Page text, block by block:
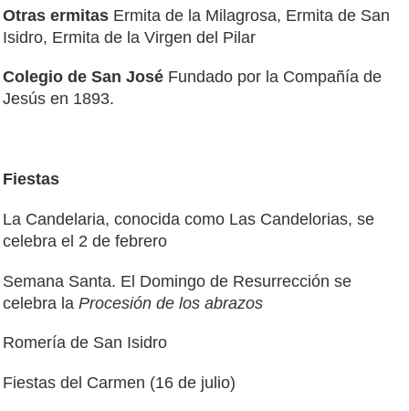
Otras ermitas Ermita de la Milagrosa, Ermita de San
Isidro, Ermita de la Virgen del Pilar
Colegio de San José Fundado por la Compañía de
Jesús en 1893.
Fiestas
La Candelaria, conocida como Las Candelorias, se
celebra el 2 de febrero
Semana Santa. El Domingo de Resurrección se
celebra laProcesión de los abrazos
Romería de San Isidro
Fiestas del Carmen (16 de julio)